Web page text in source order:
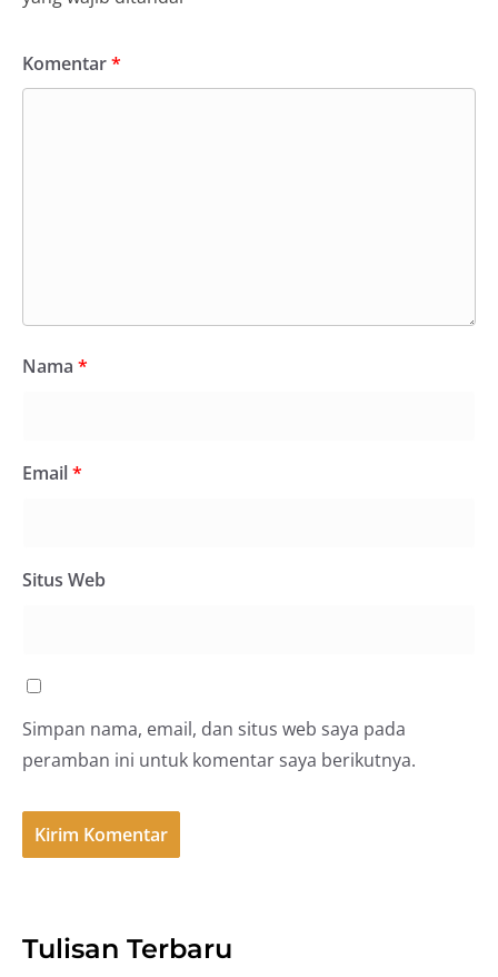
Komentar*
Nama *
Email*
Situs Web
Simpan nama, email, dan situs web saya pada
peramban ini untuk komentar saya berikutnya.
Tulisan Terbaru